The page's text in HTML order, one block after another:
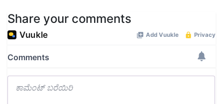
Share your comments